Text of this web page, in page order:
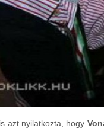
azt nyilatkozta, hogy